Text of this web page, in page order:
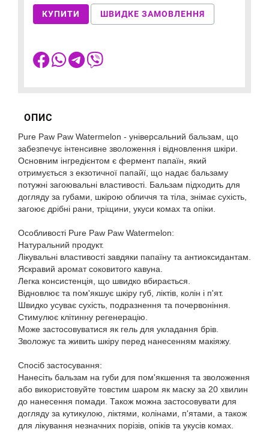
КУПИТИ ШВИДКЕ ЗАМОВЛЕННЯ
ОПИС
Pure Paw Paw Watermelon - універсальний бальзам, що
забезпечує інтенсивне зволоження і відновлення шкіри.
Основним інгредієнтом є фермент папаїн, який
отримується з екзотичної папайї, що надає бальзаму
потужні загоювальні властивості. Бальзам підходить для
догляду за губами, шкірою обличчя та тіла, знімає сухість,
загоює дрібні рани, тріщини, укуси комах та опіки.
Особливості Pure Paw Paw Watermelon:
Натуральний продукт.
Лікувальні властивості завдяки папаїну та антиоксидантам.
Яскравий аромат соковитого кавуна.
Легка консистенція, що швидко вбирається.
Відновлює та пом'якшує шкіру губ, ліктів, колін і п'ят.
Швидко усуває сухість, подразнення та почервоніння.
Стимулює клітинну регенерацію.
Може застосовуватися як гель для укладання брів.
Зволожує та живить шкіру перед нанесенням макіяжу.
Спосіб застосування:
Нанесіть бальзам на губи для пом'якшення та зволоження
або використовуйте товстим шаром як маску за 20 хвилин
до нанесення помади. Також можна застосовувати для
догляду за кутикулою, ліктями, колінами, п'ятами, а також
для лікування незначних порізів, опіків та укусів комах.